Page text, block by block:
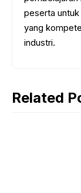
peserta
yang
industri.
Related